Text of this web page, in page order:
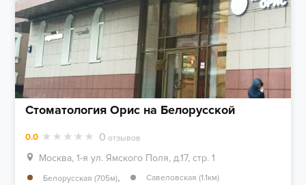
Стоматология Орис на Белорусской
0.0 0 отзывов
Москва, 1-я ул. Ямского Поля, д.17, стр. 1
Белорусская (705м),
Савеловская (1.1км)